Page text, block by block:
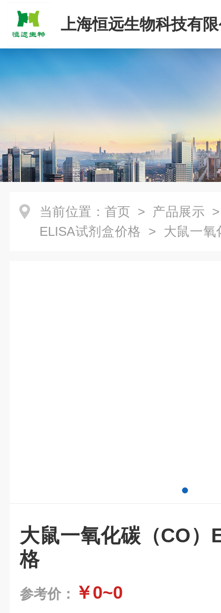
上海恒远生物科技有
当前位置： 首页 > 产品展示
ELISA试剂盒价格 > 大鼠一氧
大鼠一氧化碳（CO）
格
参考价： ￥0~0